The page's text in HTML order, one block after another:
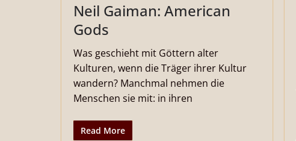
Neil Gaiman: American
Gods
Was geschieht mit Göttern alter
Kulturen, wenn die Träger ihrer Kultur
wandern? Manchmal nehmen die
Menschen sie mit: in ihren
Read More